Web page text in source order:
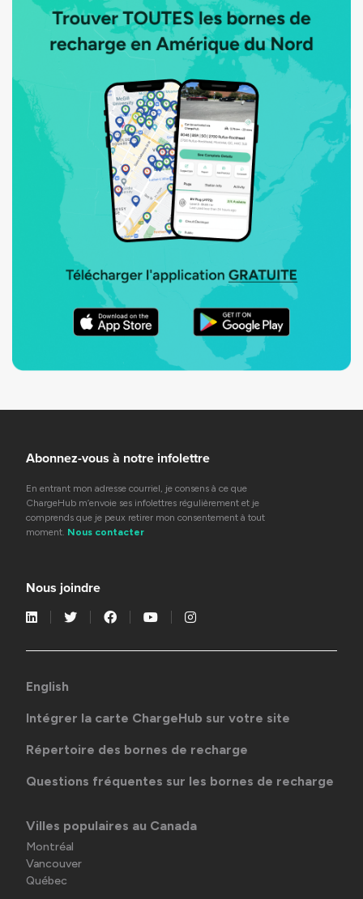
Abonnez-vous à notre infolettre
En entrant mon adresse courriel, je consens à ce que
ChargeHub m’envoie ses infolettres régulièrement et je
comprends que je peux retirer mon consentement à tout
moment. Nous contacter
Nous joindre
English
Intégrer la carte ChargeHub sur votre site
Répertoire des bornes de recharge
Questions fréquentes sur les bornes de recharge
Villes populaires au Canada
Montréal
Vancouver
Québec